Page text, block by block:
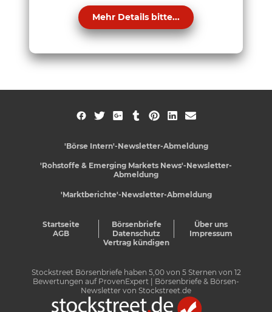
Mehr Details bitte...
'Börse Intern'-Newsletter-Abmeldung
'Rohstoffe & Emerging Markets News'-Newsletter-
Abmeldung
'Marktberichte'-Newsletter-Abmeldung
Startseite Börsenbriefe
Über uns
AGB
Datenschutz
Impressum
Vertrag kündigen
Stockstreet Börsenbriefe haben 5,00von 5Sternen von 12
Bewertungen auf ProvenExpert
| Börsenbriefe & Börsen-
Newsletter von Stockstreet.de